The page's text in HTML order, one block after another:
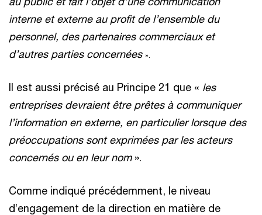
interne et externe au profit de l’ensemble du
personnel, des partenaires commerciaux et
d’autres parties concernées ».
Il est aussi précisé au Principe 21 que « les
entreprises devraient être prêtes à communiquer
l’information en externe, en particulier lorsque des
préoccupations sont exprimées par les acteurs
concernés ou en leur nom».
Comme indiqué précédemment, le niveau
d’engagement de la direction en matière de